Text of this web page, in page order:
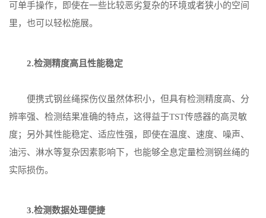
可单手操作，即使在一些比较恶劣复杂的环境或者狭小的空间
里，也可以轻松施展。
2.检测精度高且性能稳定
便携式钢丝绳探伤仪虽然体积小，但具有检测精度高、分
辨率强、检测结果准确的特点，这得益于TST传感器的高灵敏
度；另外其性能稳定、适应性强，即使在温度、速度、噪声、
油污、淋水等复杂因素影响下，也能够全息定量检测钢丝绳的
实际损伤。
3.检测数据处理便捷